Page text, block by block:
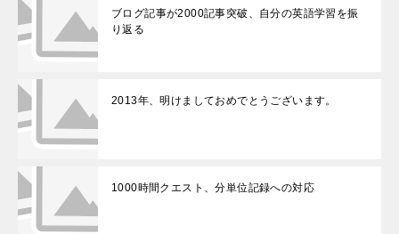
ブログ記事が2000記事突破、自分の英語学習を振
り返る
2013年、明けましておめでとうございます。
1000時間クエスト、分単位記録への対応